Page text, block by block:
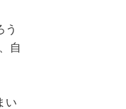
う
自
い